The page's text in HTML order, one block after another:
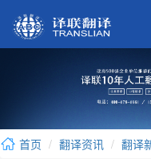
首页 翻译资讯 翻译